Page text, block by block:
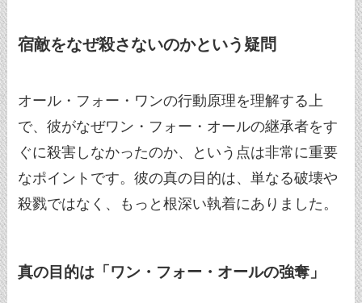
宿敵をなぜ殺さないのかという疑問
オール・フォー・ワンの行動原理を理解する上
で、彼がなぜワン・フォー・オールの継承者をす
ぐに殺害しなかったのか、という点は非常に重要
なポイントです。彼の真の目的は、単なる破壊や
殺戮ではなく、もっと根深い執着にありました。
真の目的は「ワン・フォー・オールの強奪」